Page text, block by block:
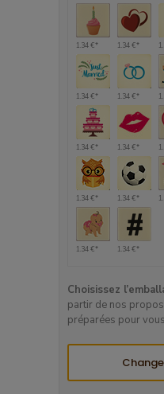
1.34 €* 1.34 €*
1.34 €* 1.34 €*
1.34 €* 1.34 €*
1.34 €* 1.34 €*
1.34 €* 1.34 €*
Choisissez
partir de nos
préparées pour